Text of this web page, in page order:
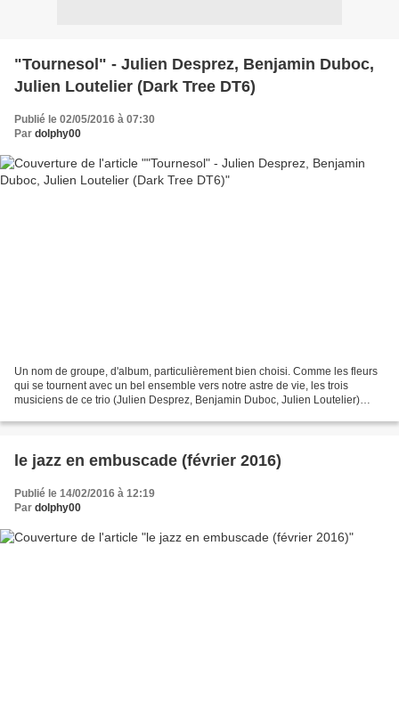
"Tournesol" - Julien Desprez, Benjamin Duboc,
Julien Loutelier (Dark Tree DT6)
Publié le 02/05/2016 à 07:30
Par dolphy00
Un nom de groupe, d'album, particulièrement bien choisi. Comme les fleurs
qui se tournent avec un bel ensemble vers notre astre de vie, les trois
musiciens de ce trio (Julien Desprez, Benjamin Duboc, Julien Loutelier)
le jazz en embuscade (février 2016)
Publié le 14/02/2016 à 12:19
Par dolphy00